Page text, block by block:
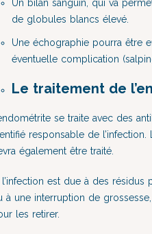
Un bilan sanguin, qui va
de globules blancs élevé.
Une échographie pourra être
éventuelle complication
Le traitement de
se traite avec des
responsable de l’infection.
également être traité.
l’infection est due à des résidus
à une interruption de
les retirer.